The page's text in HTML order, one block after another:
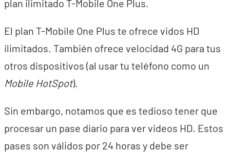
plan ilimitado T-Mobile One Plus.
El plan T-Mobile One Plus te ofrece vidos HD
ilimitados. También ofrece velocidad 4G para tus
otros dispositivos (al usar tu teléfono como un
Mobile HotSpot).
Sin embargo, notamos que es tedioso tener que
procesar un pase diario para ver videos HD. Estos
pases son válidos por 24 horas y debe ser